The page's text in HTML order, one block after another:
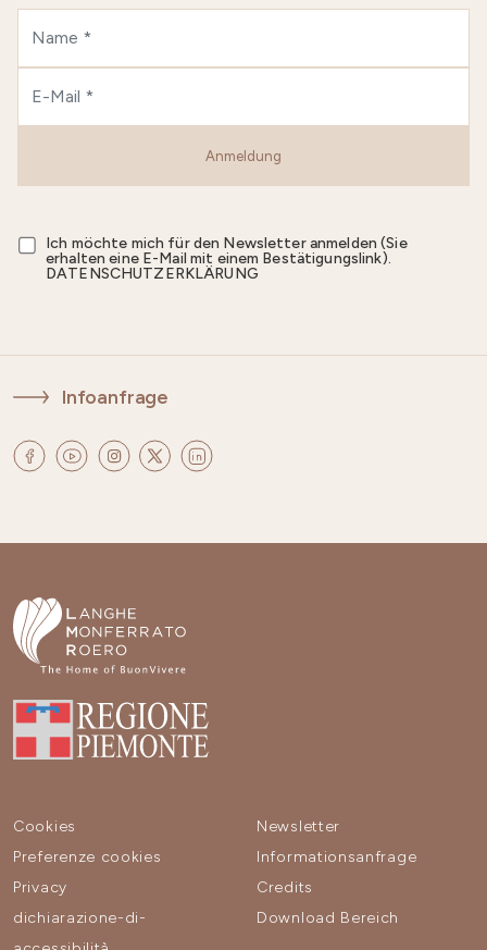
Anmeldung
Ich möchte mich für den Newsletter anmelden (Sie
erhalten eine E-Mail mit einem Bestätigungslink).
DATENSCHUTZERKLÄRUNG
Infoanfrage
Cookies
Preferenze cookies
Privacy
dichiarazione-di-
Newsletter
Informationsanfrage
Credits
Download Bereich